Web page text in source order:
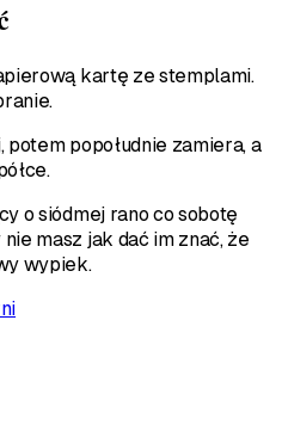
kartę ze stemplami.
popołudnie zamiera, a
o siódmej rano co sobotę
masz jak dać im znać, że
wypiek.